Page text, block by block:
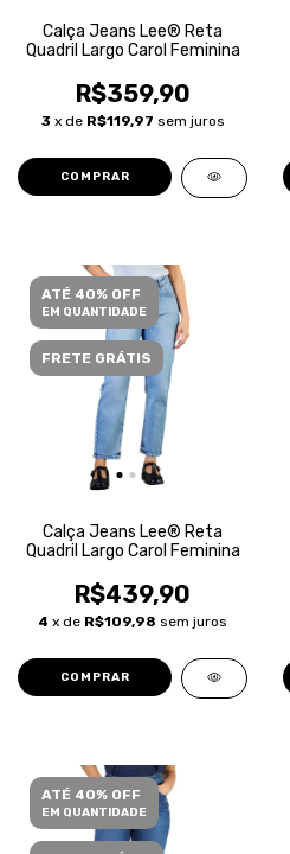
Calça Jeans Lee® Reta
Quadril Largo Carol Feminina
R$359,90
3 x de R$119,97 sem juros
COMPRAR
ATÉ 40% OFF
EM QUANTIDADE
FRETE GRÁTIS
Calça Jeans Lee® Reta
Quadril Largo Carol Feminina
R$439,90
4 x de R$109,98 sem juros
COMPRAR
ATÉ 40% OFF
EM QUANTIDADE